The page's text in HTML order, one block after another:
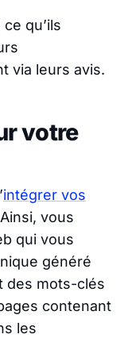
qu’ils
via leurs avis.
votre
intégrer vos
vous
qui vous
généré
des mots-clés
contenant
les